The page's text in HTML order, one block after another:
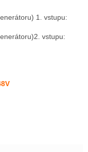
1. vstupu:
vstupu: